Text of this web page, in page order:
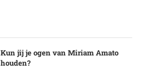
Kun jij je ogen van Miriam Amato
houden?